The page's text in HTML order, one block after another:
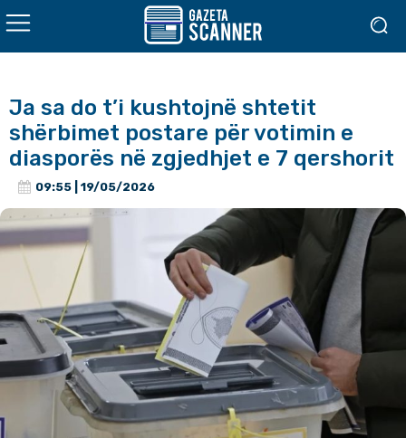
Ja sa do t’i kushtojnë shtetit
shërbimet postare për votimin e
diasporës në zgjedhjet e 7 qershorit
09:55 | 19/05/2026